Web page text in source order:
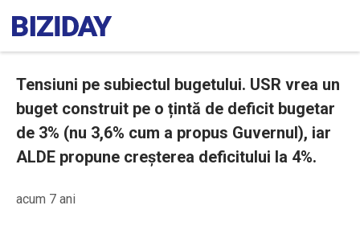
Tensiuni pe subiectul bugetului. USR vrea un
buget construit pe o țintă de deficit bugetar
de 3% (nu 3,6% cum a propus Guvernul), iar
ALDE propune creșterea deficitului la 4%.
acum 7 ani